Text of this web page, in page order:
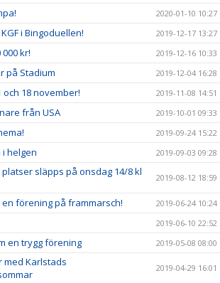
2020-01-10 10:27
i Bingoduellen! 2019-12-17 13:27
kr! 2019-12-16 10:33
på Stadium 2019-12-04 16:28
18 november! 2019-11-08 14:51
från USA 2019-10-01 09:33
2019-09-24 15:22
i helgen 2019-09-03 09:28
släpps på onsdag 14/8 kl
2019-08-12 18:59
förening på frammarsch! 2019-06-24 10:24
2019-06-10 22:52
en trygg förening 2019-05-08 08:00
med Karlstads
2019-04-29 16:01